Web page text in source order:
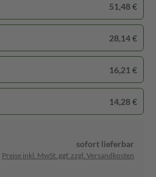
51,48 €
28,14 €
16,21 €
14,28 €
sofort lieferbar
Preise inkl. MwSt. ggf. zzgl. Versandkosten